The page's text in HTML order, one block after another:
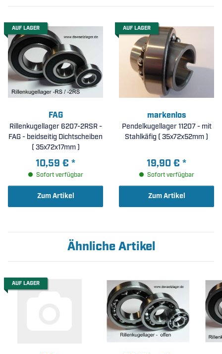
AUF LAGER
FAG
Rillenkugellager 6207-2RSR -
FAG - beidseitig Dichtscheiben
( 35x72x17mm )
10,59 € *
Sofort verfügbar
Zum Artikel
AUF LAGER
markenlos
Pendelkugellager 11207 - mit
Stahlkäfig ( 35x72x52mm )
19,90 € *
Sofort verfügbar
Zum Artikel
Ähnliche Artikel
AUF LAGER